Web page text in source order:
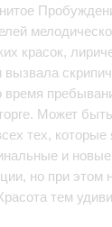
красок,
Может
тех, которые
и новые
но при этом
тем